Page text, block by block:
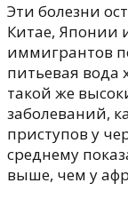
Эти болезни
Китае, Японии
иммигрантов
питьевая вода
такой же
заболеваний,
приступов у
среднему
выше, чем у